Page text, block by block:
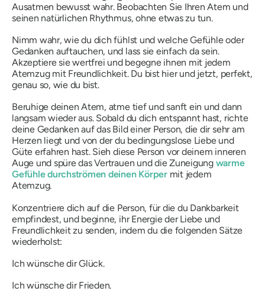
Ausatmen bewusst wahr. Beobachten Sie Ihren Atem und
seinen natürlichen Rhythmus, ohne etwas zu tun.
Nimm wahr, wie du dich fühlst und welche Gefühle oder
Gedanken auftauchen, und lass sie einfach da sein.
Akzeptiere sie wertfrei und begegne ihnen mit jedem
Atemzug mit Freundlichkeit. Du bist hier und jetzt, perfekt,
genau so, wie du bist.
Beruhige deinen Atem, atme tief und sanft ein und dann
langsam wieder aus. Sobald du dich entspannt hast, richte
deine Gedanken auf das Bild einer Person, die dir sehr am
Herzen liegt und von der du bedingungslose Liebe und
Güte erfahren hast. Sieh diese Person vor deinem inneren
Auge und spüre das Vertrauen und die Zuneigung warme
Gefühle durchströmen deinen Körpermit jedem
Atemzug.
Konzentriere dich auf die Person, für die du Dankbarkeit
empfindest, und beginne, ihr Energie der Liebe und
Freundlichkeit zu senden, indem du die folgenden Sätze
wiederholst:
Ich wünsche dir Glück.
Ich wünsche dir Frieden.